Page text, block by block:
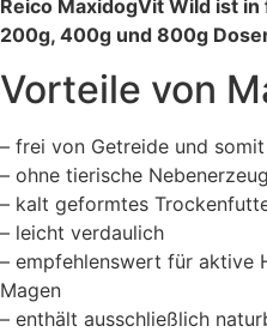
Reico MaxidogVit Wild ist
200g, 400g und 800g
Vorteile von
– frei von Getreide und
– ohne tierische
– kalt geformtes
– leicht verdaulich
– empfehlenswert für aktive
Magen
– enthält ausschließlich